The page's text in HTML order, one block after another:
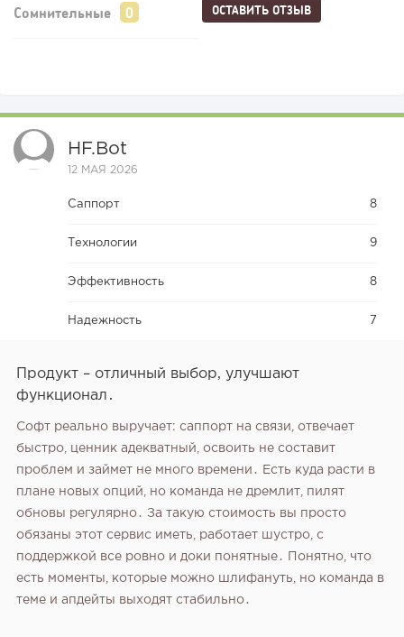
Сомнительные ОСТАВИТЬ ОТЗЫВ
HF.bot
12 МАЯ 2026
Саппорт 8
Технологии 9
Эффективность 8
Надежность 7
Продукт – отличный выбор, улучшают
функционал․
Софт реально выручает: саппорт на связи, отвечает
быстро, ценник адекватный, освоить не составит
проблем и займет не много времени․ Есть куда расти в
плане новых опций, но команда не дремлит, пилят
обновы регулярно․ За такую стоимость вы просто
обязаны этот сервис иметь, работает шустро, с
поддержкой все ровно и доки понятные․ Понятно, что
есть моменты, которые можно шлифануть, но команда в
теме и апдейты выходят стабильно․